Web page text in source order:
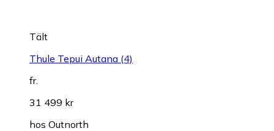
Tält
Thule Tepui Autana (4)
fr.
31 499 kr
hos Outnorth